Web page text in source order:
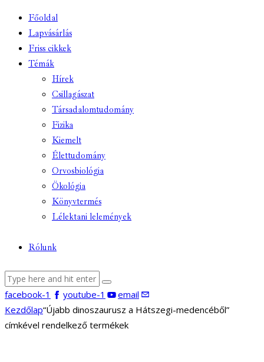
Főoldal
Lapvásárlás
Friss cikkek
Témák
Hírek
Csillagászat
Társadalomtudomány
Fizika
Kiemelt
Élettudomány
Orvosbiológia
Ökológia
Könyvtermés
Lélektani lelemények
Rólunk
facebook-1 youtube-1
email
Kezdőlap“Újabb dinoszaurusz a Hátszegi-medencéből”
címkével rendelkező termékek